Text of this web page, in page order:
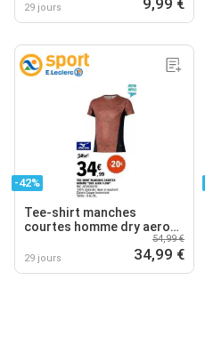
29 jours
-42%
Tee-shirt manches
courtes homme dry aero
29 jours
54,99 €
34,99 €